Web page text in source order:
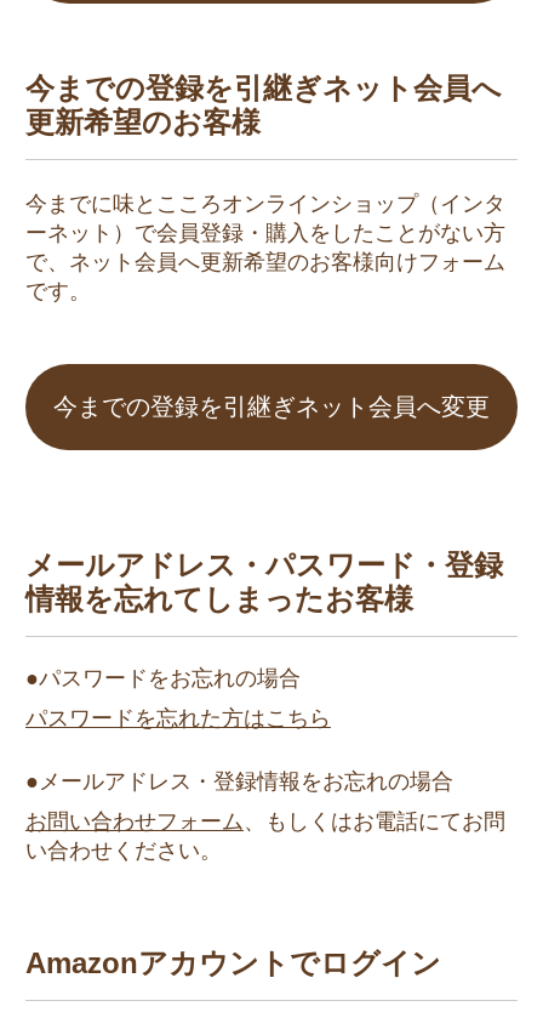
今までの登録を引継ぎネット会員へ
更新希望のお客様
今までに味とこころオンラインショップ（インタ
ーネット）で会員登録・購入をしたことがない方
で、ネット会員へ更新希望のお客様向けフォーム
です。
今までの登録を引継ぎネット会員へ変更
メールアドレス・パスワード・登録
情報を忘れてしまったお客様
●パスワードをお忘れの場合
パスワードを忘れた方はこちら
●メールアドレス・登録情報をお忘れの場合
お問い合わせフォーム、もしくはお電話にてお問
い合わせください。
Amazonアカウントでログイン